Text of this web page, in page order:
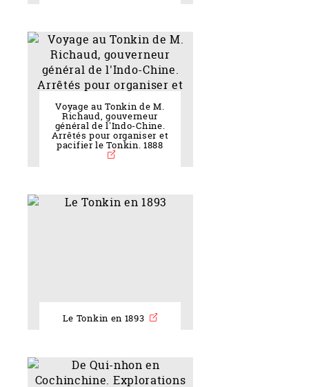
Voyage au Tonkin de M.
Richaud, gouverneur
général de l'Indo-Chine.
Arrêtés pour organiser et
pacifier le Tonkin. 1888
Le Tonkin en 1893